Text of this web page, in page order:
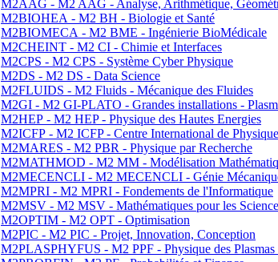
M2AAG - M2 AAG - Analyse, Arithmétique,
M2BIOHEA - M2 BH - Biologie et Santé
M2BIOMECA - M2 BME - Ingénierie BioMédicale
M2CHEINT - M2 CI - Chimie et Interfaces
M2CPS - M2 CPS - Système Cyber Physique
M2DS - M2 DS - Data Science
M2FLUIDS - M2 Fluids - Mécanique des Fluides
M2GI - M2 GI-PLATO - Grandes installations -
M2HEP - M2 HEP - Physique des Hautes Energies
M2ICFP - M2 ICFP - Centre International de
M2MARES - M2 PBR - Physique par Recherche
M2MATHMOD - M2 MM - Modélisation
M2MECENCLI - M2 MECENCLI - Génie
M2MPRI - M2 MPRI - Fondements de l'Informatique
M2MSV - M2 MSV - Mathématiques pour les
M2OPTIM - M2 OPT - Optimisation
M2PIC - M2 PIC - Projet, Innovation, Conception
M2PLASPHYFUS - M2 PPF - Physique des Plasmas